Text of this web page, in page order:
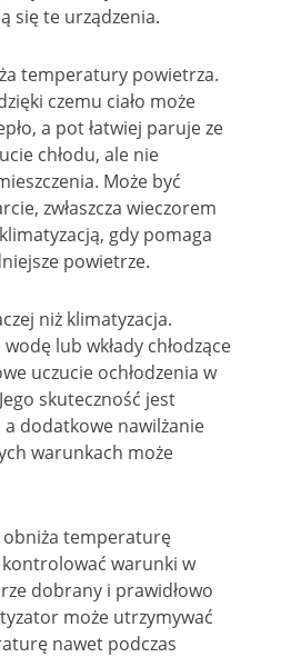
się te urządzenia.
temperatury powietrza.
czemu ciało może
a pot łatwiej paruje ze
chłodu, ale nie
Może być
zwłaszcza wieczorem
gdy pomaga
powietrze.
niż klimatyzacja.
lub wkłady chłodzące
uczucie ochłodzenia w
skuteczność jest
dodatkowe nawilżanie
warunkach może
obniża temperaturę
warunki w
dobrany i prawidłowo
może utrzymywać
nawet podczas